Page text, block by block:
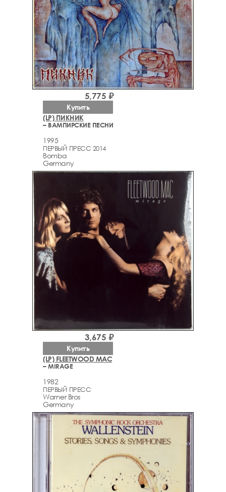
(LP) ПИКНИК
– ВАМПИРСКИЕ ПЕСНИ
1995
ПЕРВЫЙ ПРЕСС 2014
Bomba
Germany
5,775 ₽
Купить
(LP) FLEETWOOD MAC
– MIRAGE
1982
ПЕРВЫЙ ПРЕСС
Warner Bros
Germany
3,675 ₽
Купить